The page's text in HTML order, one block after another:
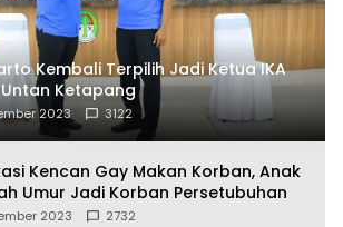
Kembali Terpilih Jadi Ketua IKA
Untan Ketapang
2023 3122
Kencan Gay Makan Korban, Anak
Umur Jadi Korban Persetubuhan
2023 2732